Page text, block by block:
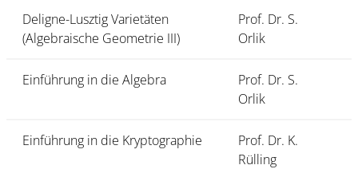
Deligne-Lusztig Varietäten
(Algebraische Geometrie III)
Prof. Dr. S.
Orlik
Einführung in die Algebra
Prof. Dr. S.
Orlik
Einführung in die Kryptographie
Prof. Dr. K.
Rülling